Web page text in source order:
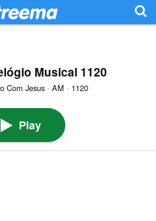
Musical 1120
Com Jesus · AM · 1120
Play